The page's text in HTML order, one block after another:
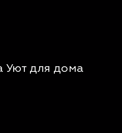
Уют для дома